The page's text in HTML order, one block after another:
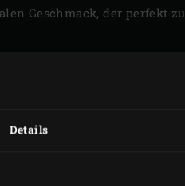
Details
Geschmack, der perfekt